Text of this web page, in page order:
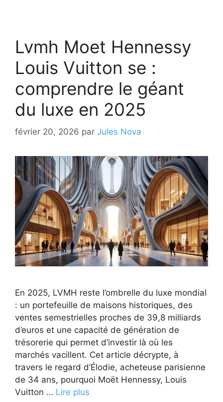
Lvmh Moet Hennessy
Louis Vuitton se :
comprendre le géant
du luxe en 2025
février 20, 2026 par Jules Nova
En 2025, LVMH reste l’ombrelle du luxe mondial
: un portefeuille de maisons historiques, des
ventes semestrielles proches de 39,8 milliards
d’euros et une capacité de génération de
trésorerie qui permet d’investir là où les
marchés vacillent. Cet article décrypte, à
travers le regard d’Élodie, acheteuse parisienne
de 34 ans, pourquoi Moët Hennessy, Louis
Vuitton … Lire plus